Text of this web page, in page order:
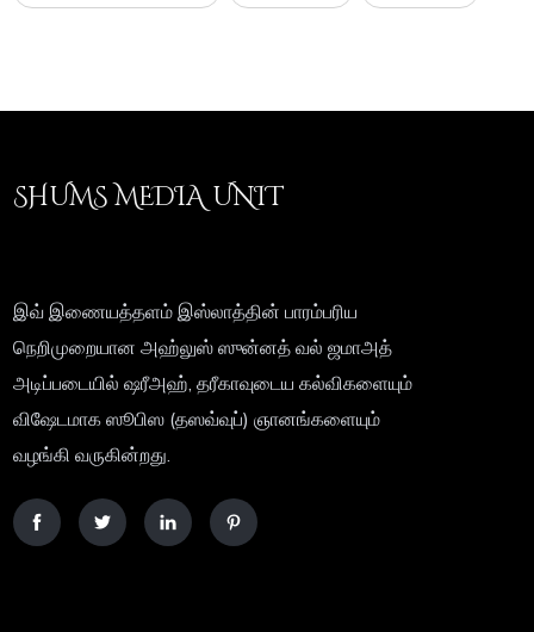
SHUMS MEDIA UNIT
இவ் இணையத்தளம் இஸ்லாத்தின் பாரம்பரிய
நெறிமுறையான அஹ்லுஸ் ஸுன்னத் வல் ஜமாஅத்
அடிப்படையில் ஷரீஅஹ், தரீகாவுடைய கல்விகளையும்
விஷேடமாக ஸூபிஸ (தஸவ்வுப்) ஞானங்களையும்
வழங்கி வருகின்றது.